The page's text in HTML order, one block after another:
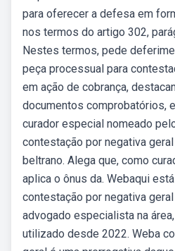
para oferecer a defesa em
nos termos do artigo 302,
Nestes termos, pede
peça processual para
em ação de cobrança,
documentos comprobatórios,
curador especial nomeado
contestação por negativa
beltrano. Alega que, como
aplica o ônus da. Webaqui
contestação por negativa
advogado especialista na
utilizado desde 2022. Weba